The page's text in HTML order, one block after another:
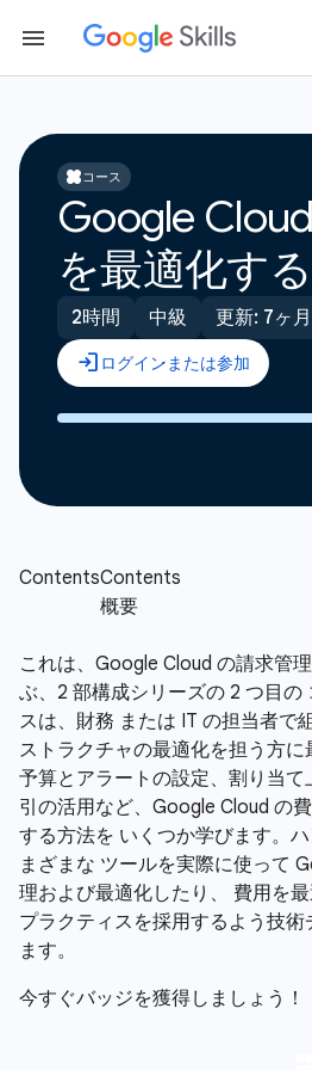
コース
Google
を最適化する
2時間 中級 更新: 7ヶ
これは、Google Cloud の請求管
ぶ、2 部構成シリーズの 2 つ目の
スは、財務 または IT の担当者で
ストラクチャの最適化を担う方に
予算とアラートの設定、割り当て
引の活用など、Google Cloud の
する方法を いくつか学びます。
まざまな ツールを実際に使って
理および最適化したり、 費用を
プラクティスを採用するよう技
ます。
今すぐバッジを獲得しましょう！